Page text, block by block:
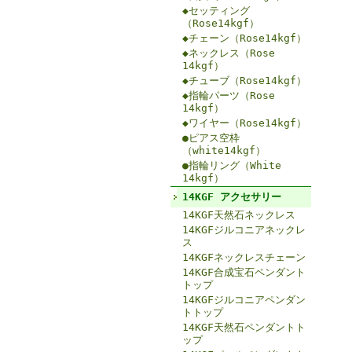
◆セッティング
（Rose14kgf）
◆チェーン（Rose14kgf）
◆ネックレス（Rose
14kgf）
◆チューブ（Rose14kgf）
◆指輪パーツ（Rose
14kgf）
◆ワイヤー（Rose14kgf）
●ピアス空枠
（white14kgf）
●指輪リング（White
14kgf）
14KGF アクセサリー
14KGF天然石ネックレス
14KGFジルコニアネックレ
ス
14KGFネックレスチェーン
14KGF合成宝石ペンダント
トップ
14KGFジルコニアペンダン
トトップ
14KGF天然石ペンダントト
ップ